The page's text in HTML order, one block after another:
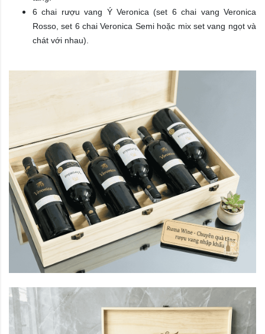
6 chai rượu vang Ý Veronica (set 6 chai vang Veronica
Rosso, set 6 chai Veronica Semi hoặc mix set vang ngọt và
chát với nhau).